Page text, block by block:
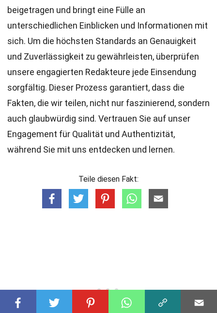
beigetragen und bringt eine Fülle an
unterschiedlichen Einblicken und Informationen mit
sich. Um die höchsten Standards an Genauigkeit
und Zuverlässigkeit zu gewährleisten, überprüfen
unsere engagierten Redakteure jede Einsendung
sorgfältig. Dieser Prozess garantiert, dass die
Fakten, die wir teilen, nicht nur faszinierend, sondern
auch glaubwürdig sind. Vertrauen Sie auf unser
Engagement für Qualität und Authentizität,
während Sie mit uns entdecken und lernen.
Teile diesen Fakt: